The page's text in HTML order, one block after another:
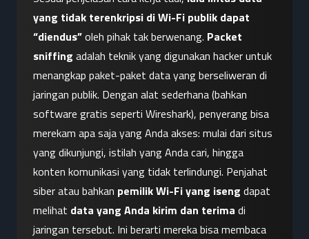
yang tidak terenkripsi di Wi-Fi publik dapat
“diendus” oleh pihak tak berwenang. Packet
sniffing adalah teknik yang digunakan hacker untuk
menangkap paket-paket data yang berseliweran di
jaringan publik. Dengan alat sederhana (bahkan
software gratis seperti Wireshark), penyerang bisa
merekam apa saja yang Anda akses: mulai dari situs
yang dikunjungi, istilah yang Anda cari, hingga
konten komunikasi yang tidak terlindungi. Penjahat
siber atau bahkan pemilik Wi-Fi yang iseng dapat
melihat data yang Anda kirim dan terima di
jaringan tersebut. Ini berarti mereka bisa membaca